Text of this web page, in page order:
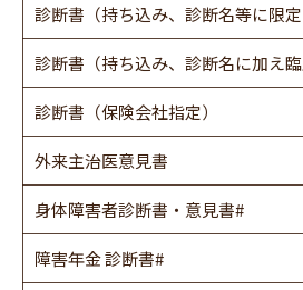
診断書（持ち込み、診断名等に限定
診断書（持ち込み、診断名に加え
診断書（保険会社指定）
外来主治医意見書
身体障害者診断書・意見書#
障害年金 診断書#